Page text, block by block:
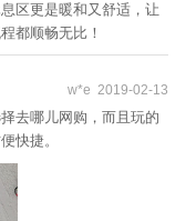
区更是暖和又舒适，让
都顺畅无比！
w*e 2019-02-13
去哪儿网购，而且玩的
快捷。